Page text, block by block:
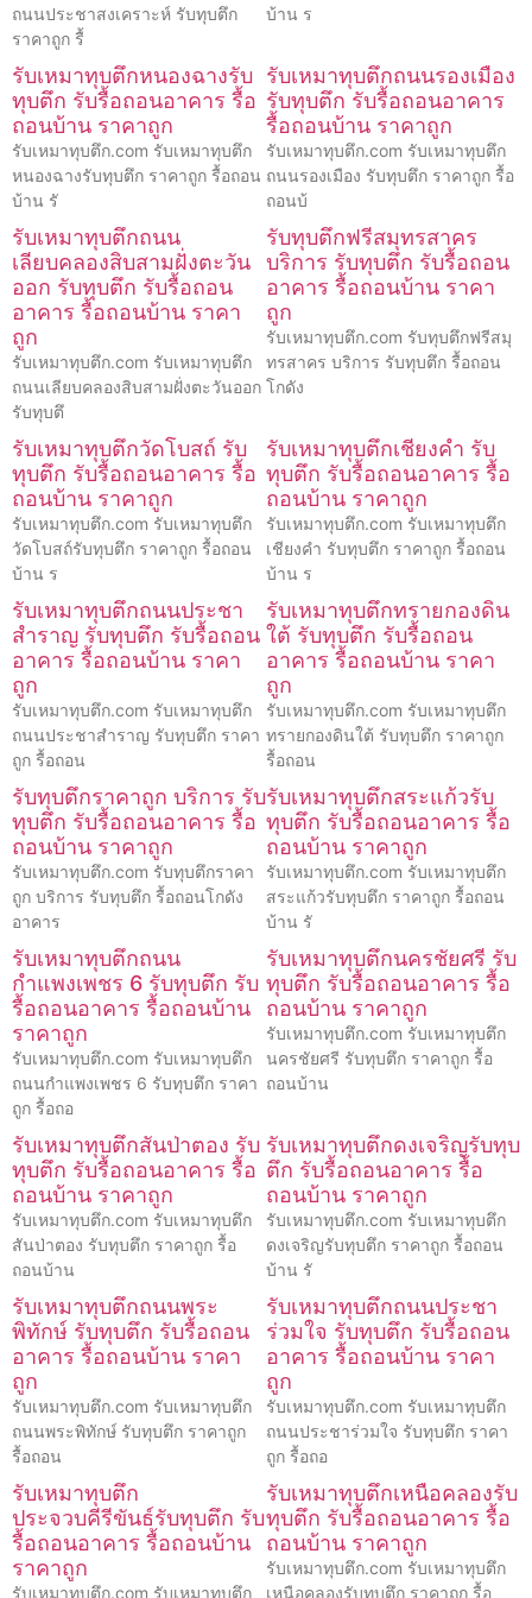
ถนนประชาสงเคราะห์ รับทุบตึก
ราคาถูก รื้
บ้าน ร
รับเหมาทุบตึกหนองฉางรับ
ทุบตึก รับรื้อถอนอาคาร รื้อ
ถอนบ้าน ราคาถูก
รับเหมาทุบตึก.com รับเหมาทุบตึก
หนองฉางรับทุบตึก ราคาถูก รื้อถอน
บ้าน รั
รับเหมาทุบตึกถนนรองเมือง
รับทุบตึก รับรื้อถอนอาคาร
รื้อถอนบ้าน ราคาถูก
รับเหมาทุบตึก.com รับเหมาทุบตึก
ถนนรองเมือง รับทุบตึก ราคาถูก รื้อ
ถอนบ้
รับเหมาทุบตึกถนน
เลียบคลองสิบสามฝั่งตะวัน
ออก รับทุบตึก รับรื้อถอน
อาคาร รื้อถอนบ้าน ราคา
ถูก
รับเหมาทุบตึก.com รับเหมาทุบตึก
ถนนเลียบคลองสิบสามฝั่งตะวันออก
รับทุบตึ
รับทุบตึกฟรีสมุทรสาคร
บริการ รับทุบตึก รับรื้อถอน
อาคาร รื้อถอนบ้าน ราคา
ถูก
รับเหมาทุบตึก.com รับทุบตึกฟรีสมุ
ทรสาคร บริการ รับทุบตึก รื้อถอน
โกดัง
รับเหมาทุบตึกวัดโบสถ์ รับ
ทุบตึก รับรื้อถอนอาคาร รื้อ
ถอนบ้าน ราคาถูก
รับเหมาทุบตึก.com รับเหมาทุบตึก
วัดโบสถ์รับทุบตึก ราคาถูก รื้อถอน
บ้าน ร
รับเหมาทุบตึกเชียงคำ รับ
ทุบตึก รับรื้อถอนอาคาร รื้อ
ถอนบ้าน ราคาถูก
รับเหมาทุบตึก.com รับเหมาทุบตึก
เชียงคำ รับทุบตึก ราคาถูก รื้อถอน
บ้าน ร
รับเหมาทุบตึกถนนประชา
สำราญ รับทุบตึก รับรื้อถอน
อาคาร รื้อถอนบ้าน ราคา
ถูก
รับเหมาทุบตึก.com รับเหมาทุบตึก
ถนนประชาสำราญ รับทุบตึก ราคา
ถูก รื้อถอน
รับเหมาทุบตึกทรายกองดิน
ใต้ รับทุบตึก รับรื้อถอน
อาคาร รื้อถอนบ้าน ราคา
ถูก
รับเหมาทุบตึก.com รับเหมาทุบตึก
ทรายกองดินใต้ รับทุบตึก ราคาถูก
รื้อถอน
รับทุบตึกราคาถูก บริการ รับ
ทุบตึก รับรื้อถอนอาคาร รื้อ
ถอนบ้าน ราคาถูก
รับเหมาทุบตึก.com รับทุบตึกราคา
ถูก บริการ รับทุบตึก รื้อถอนโกดัง
อาคาร
รับเหมาทุบตึกสระแก้วรับ
ทุบตึก รับรื้อถอนอาคาร รื้อ
ถอนบ้าน ราคาถูก
รับเหมาทุบตึก.com รับเหมาทุบตึก
สระแก้วรับทุบตึก ราคาถูก รื้อถอน
บ้าน รั
รับเหมาทุบตึกถนน
กำแพงเพชร 6 รับทุบตึก รับ
รื้อถอนอาคาร รื้อถอนบ้าน
ราคาถูก
รับเหมาทุบตึก.com รับเหมาทุบตึก
ถนนกำแพงเพชร 6 รับทุบตึก ราคา
ถูก รื้อถอ
รับเหมาทุบตึกนครชัยศรี รับ
ทุบตึก รับรื้อถอนอาคาร รื้อ
ถอนบ้าน ราคาถูก
รับเหมาทุบตึก.com รับเหมาทุบตึก
นครชัยศรี รับทุบตึก ราคาถูก รื้อ
ถอนบ้าน
รับเหมาทุบตึกสันป่าตอง รับ
ทุบตึก รับรื้อถอนอาคาร รื้อ
ถอนบ้าน ราคาถูก
รับเหมาทุบตึก.com รับเหมาทุบตึก
สันป่าตอง รับทุบตึก ราคาถูก รื้อ
ถอนบ้าน
รับเหมาทุบตึกดงเจริญรับทุบ
ตึก รับรื้อถอนอาคาร รื้อ
ถอนบ้าน ราคาถูก
รับเหมาทุบตึก.com รับเหมาทุบตึก
ดงเจริญรับทุบตึก ราคาถูก รื้อถอน
บ้าน รั
รับเหมาทุบตึกถนนพระ
พิทักษ์ รับทุบตึก รับรื้อถอน
อาคาร รื้อถอนบ้าน ราคา
ถูก
รับเหมาทุบตึก.com รับเหมาทุบตึก
ถนนพระพิทักษ์ รับทุบตึก ราคาถูก
รื้อถอน
รับเหมาทุบตึกถนนประชา
ร่วมใจ รับทุบตึก รับรื้อถอน
อาคาร รื้อถอนบ้าน ราคา
ถูก
รับเหมาทุบตึก.com รับเหมาทุบตึก
ถนนประชาร่วมใจ รับทุบตึก ราคา
ถูก รื้อถอ
รับเหมาทุบตึก
ประจวบคีรีขันธ์รับทุบตึก รับ
รื้อถอนอาคาร รื้อถอนบ้าน
ราคาถูก
รับเหมาทุบตึก.com รับเหมาทุบตึก
รับเหมาทุบตึกเหนือคลองรับ
ทุบตึก รับรื้อถอนอาคาร รื้อ
ถอนบ้าน ราคาถูก
รับเหมาทุบตึก.com รับเหมาทุบตึก
เหนือคลองรับทุบตึก ราคาถูก รื้อ